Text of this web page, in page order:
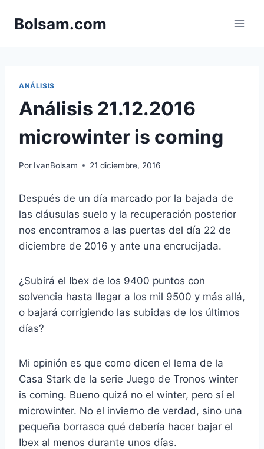
Bolsam.com
ANÁLISIS
Análisis 21.12.2016
microwinter is coming
Por IvanBolsam 21 diciembre, 2016
Después de un día marcado por la bajada de
las cláusulas suelo y la recuperación posterior
nos encontramos a las puertas del día 22 de
diciembre de 2016 y ante una encrucijada.
¿Subirá el Ibex de los 9400 puntos con
solvencia hasta llegar a los mil 9500 y más allá,
o bajará corrigiendo las subidas de los últimos
días?
Mi opinión es que como dicen el lema de la
Casa Stark de la serie Juego de Tronos winter
is coming. Bueno quizá no el winter, pero sí el
microwinter. No el invierno de verdad, sino una
pequeña borrasca qué debería hacer bajar el
Ibex al menos durante unos días.